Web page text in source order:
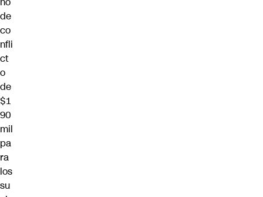
de
co
nfli
ct
o
de
$1
90
mil
pa
ra
los
su